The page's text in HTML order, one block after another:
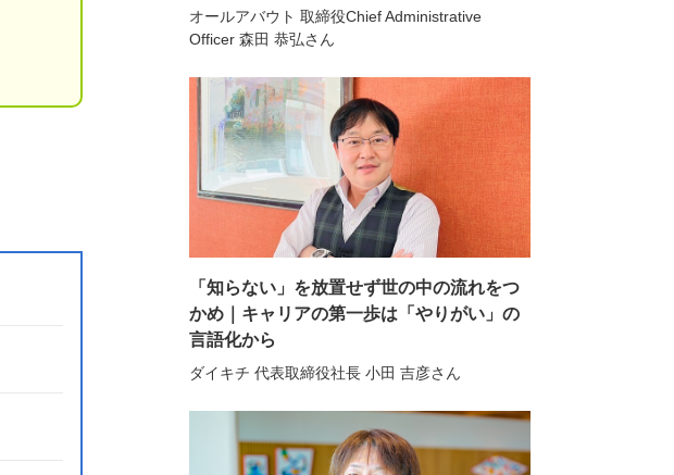
オールアバウト 取締役Chief Administrative
Officer 森田 恭弘さん
「知らない」を放置せず世の中の流れをつ
かめ｜キャリアの第一歩は「やりがい」の
言語化から
ダイキチ 代表取締役社長 小田 吉彦さん